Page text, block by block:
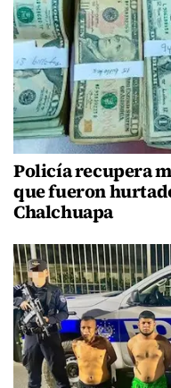
Policía recupera
que fueron
Chalchuapa